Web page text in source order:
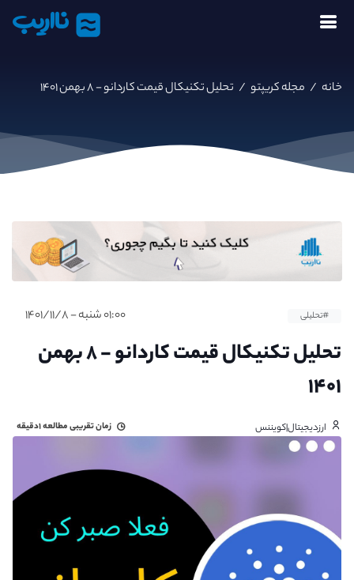
نااریب
خانه / مجله کریپتو / تحلیل تکنیکال قیمت کاردانو - ۸ بهمن ۱۴۰۱
#تحلیلی ۰۱:۰۰ شنبه - ۱۴۰۱/۱۱/۸
تحلیل تکنیکال قیمت کاردانو - ۸ بهمن
۱۴۰۱
ارزدیجیتال|کویننس زمان تقریبی مطالعه۱دقیقه